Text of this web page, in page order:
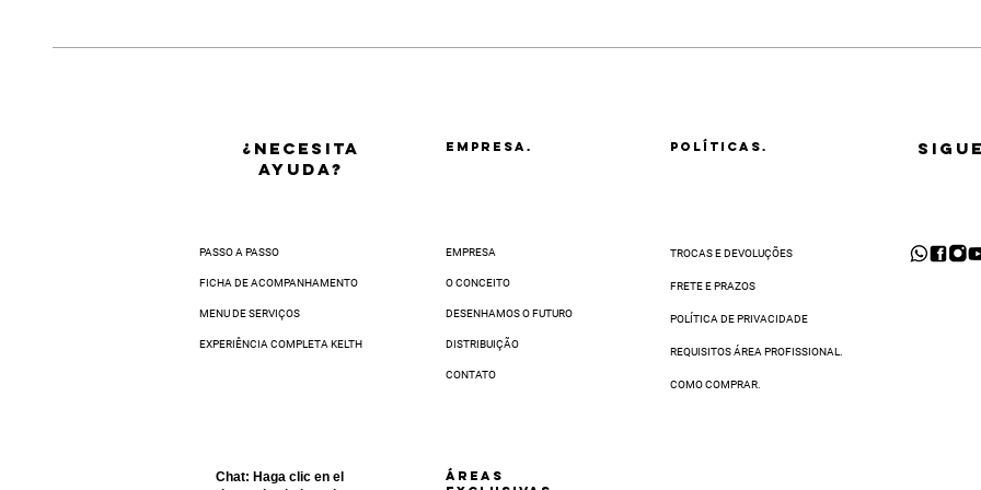
O prazo de entrega varia de acordo com a região.
32 dias úteis.
¿NECESITA
AYUDA?
Chat: Haga clic en el
EMPRESA. POLÍTICAS.
ÁREAS
EMPRESA
O CONCEITO
DESENHAMOS O FUTURO
DISTRIBUIÇÃO
CONTATO
TROCAS E DEVOLUÇÕES
FRETE E PRAZOS
POLÍTICA DE PRIVACIDADE
REQUISITOS ÁREA PROFISSIONAL.
COMO COMPRAR.
PASSO A PASSO
FICHA DE ACOMPANHAMENTO
MENU DE SERVIÇOS
EXPERIÊNCIA COMPLETA KELTH